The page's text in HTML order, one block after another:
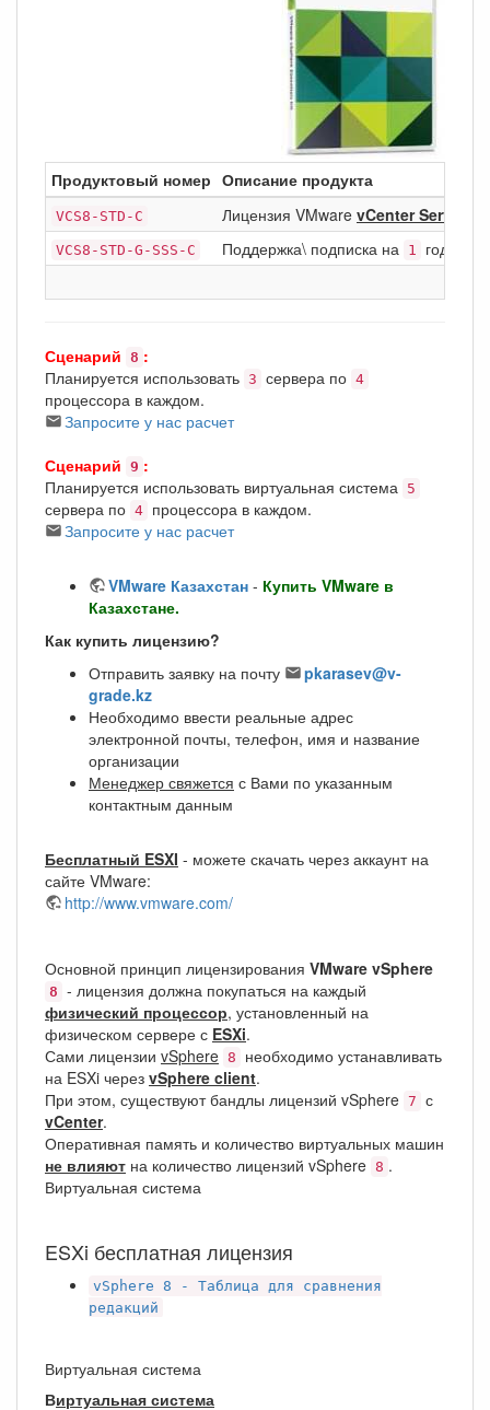
Продуктовый номер Описание продукта
VCS8-STD-C Лицензия VMware vCenter Server
VCS8-STD-G-SSS-C Поддержка\ подписка на 1 год
Сценарий 8 :
Планируется использовать 3 сервера по 4
процессора в каждом.
Запросите у нас расчет
Сценарий 9 :
Планируется использовать виртуальная система
5
сервера по 4 процессора в каждом.
Запросите у нас расчет
VMware Казахстан - Купить VMware в
Казахстане.
Как купить лицензию?
Отправить заявку на почту
pkarasev@v-
grade.kz
Необходимо ввести реальные адрес
электронной почты, телефон, имя и название
организации
Менеджер свяжется с Вами по указанным
контактным данным
Бесплатный ESXI - можете скачать через аккаунт на
сайте VMware:
http://www.vmware.com/
Основной принцип лицензирования VMware vSphere
8 - лицензия должна покупаться на каждый
физический процессор, установленный на
физическом сервере с ESXi.
Сами лицензии vSphere 8
необходимо устанавливать
на ESXi через vSphere client.
При этом, существуют бандлы лицензий vSphere 7 с
vCenter.
Оперативная память и количество виртуальных машин
не влияют на количество лицензий vSphere 8 .
Виртуальная система
ESXi бесплатная лицензия
vSphere 8 - Таблица для сравнения
редакций
Виртуальная система
Виртуальная система